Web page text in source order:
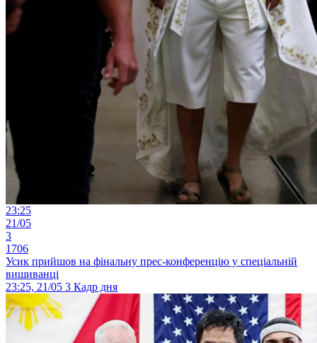
23:25
21/05
3
1706
Усик прийшов на фінальну прес-конференцію у спеціальній
вишиванці
23:25, 21/05 3 Кадр дня